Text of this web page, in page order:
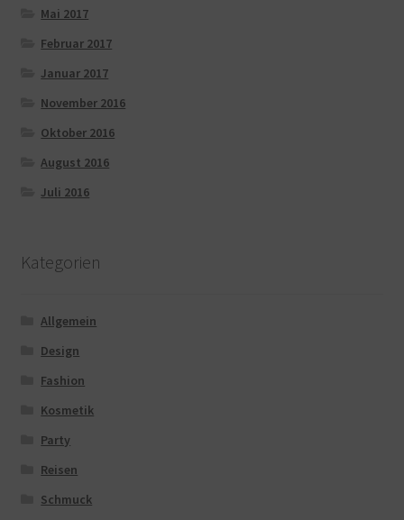
Mai 2017
Februar 2017
Januar 2017
November 2016
Oktober 2016
August 2016
Juli 2016
Kategorien
Allgemein
Design
Fashion
Kosmetik
Party
Reisen
Schmuck